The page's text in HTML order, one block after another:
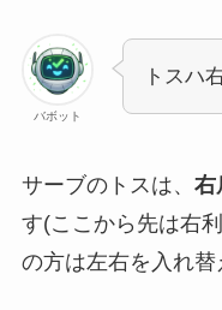
バボット
トスハ
サーブのトスは、 右
す(ここから先は右
の方は左右を入れ替